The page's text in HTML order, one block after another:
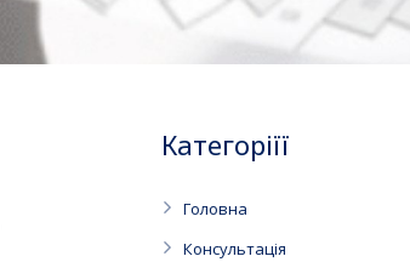
Категоріїї
Головна
Консультація